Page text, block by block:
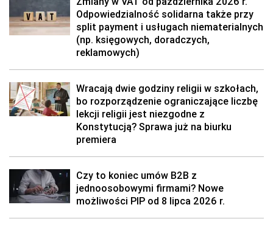
Odpowiedzialność solidarna także przy
split payment i usługach niematerialnych
(np. księgowych, doradczych,
reklamowych)
Wracają dwie godziny religii w szkołach,
bo rozporządzenie ograniczające liczbę
lekcji religii jest niezgodne z
Konstytucją? Sprawa już na biurku
premiera
Czy to koniec umów B2B z
jednoosobowymi firmami? Nowe
możliwości PIP od 8 lipca 2026 r.